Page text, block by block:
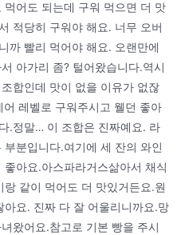
어도 되는데 구워 먹으면 더 맛
적당히 구워야 해요. 너무 오버
까 빨리 먹어야 해요. 오랜만에
아가리 좀? 털어왔습니다.역시
합인데 맛이 없을 이유가 없잖
레벨로 구워주시고 웰던 좋아
.정말… 이 조합은 진짜예요. 라
분입니다.여기에 세 잔의 와인
아요.아스파라거스삶아서 채식
같이 먹어도 더 맛있거든요.원
요. 진짜 다 잘 어울리니까요.망
왔어요.참고로 기본 빵을 주시